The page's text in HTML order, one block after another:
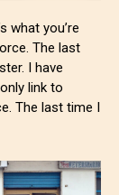
what you’re
The last
I have
link to
The last time I